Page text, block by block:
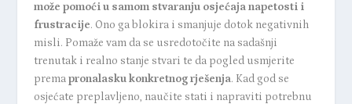
može pomoći u samom stvaranju osjećaja napetosti i
frustracije. Ono ga blokira i smanjuje dotok negativnih
misli. Pomaže vam da se usredotočite na sadašnji
trenutak i realno stanje stvari te da pogled usmjerite
premapronalasku konkretnog rješenja. Kad god se
osjećate preplavljeno, naučite stati i napraviti potrebnu